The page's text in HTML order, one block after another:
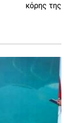
κόρης της